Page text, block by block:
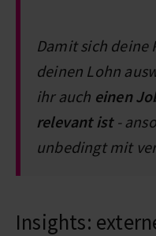
Damit sich
deinen Lohn
ihr auch einen
relevant ist -
unbedingt mit
Insights: